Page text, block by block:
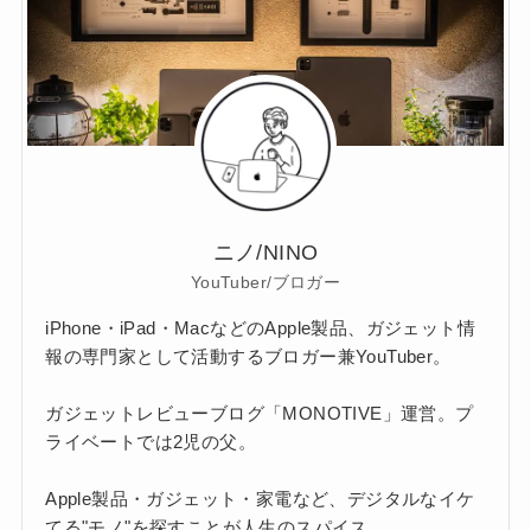
ニノ/NINO
YouTuber/ブロガー
iPhone・iPad・MacなどのApple製品、ガジェット情
報の専門家として活動するブロガー兼YouTuber。
ガジェットレビューブログ「MONOTIVE」運営。プ
ライベートでは2児の父。
Apple製品・ガジェット・家電など、デジタルなイケ